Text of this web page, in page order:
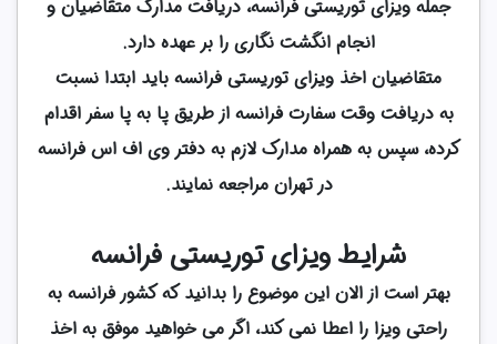
جمله ویزای توریستی فرانسه، دریافت مدارک متقاضیان و
انجام انگشت نگاری را بر عهده دارد.
متقاضیان اخذ ویزای توریستی فرانسه باید ابتدا نسبت
به دریافت وقت سفارت فرانسه از طریق پا به پا سفر اقدام
کرده، سپس به همراه مدارک لازم به دفتر وی اف اس فرانسه
در تهران مراجعه نمایند.
شرایط ویزای توریستی فرانسه
بهتر است از الان این موضوع را بدانید که کشور فرانسه به
راحتی ویزا را اعطا نمی کند، اگر می خواهید موفق به اخذ